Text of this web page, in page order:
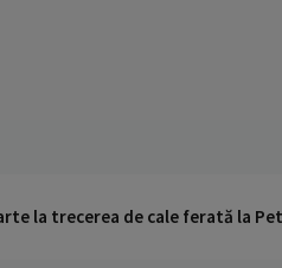
la trecerea de cale ferată la